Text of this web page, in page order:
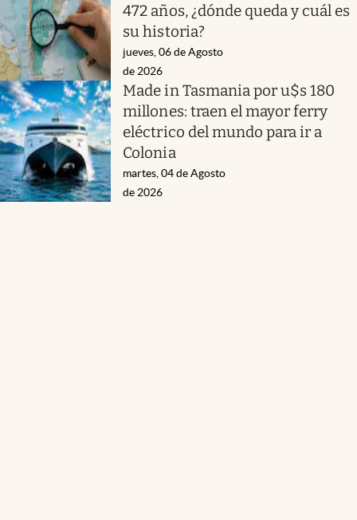
472 años, ¿dónde queda y cuál es
su historia?
jueves, 06 de Agosto
de 2026
Made in Tasmania por u$s 180
millones: traen el mayor ferry
eléctrico del mundo para ir a
Colonia
martes, 04 de Agosto
de 2026